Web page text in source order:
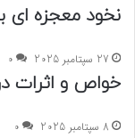
نخود معجزه ای
27 سپتامبر 2025 0
خواص و اثرات
8 سپتامبر 2025 0